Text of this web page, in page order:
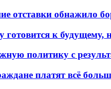
отставки обнажило
готовится к
политику с
платят всё